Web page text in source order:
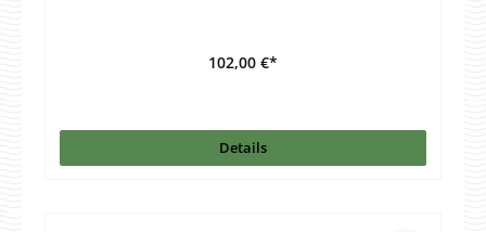
102,00 €*
Details